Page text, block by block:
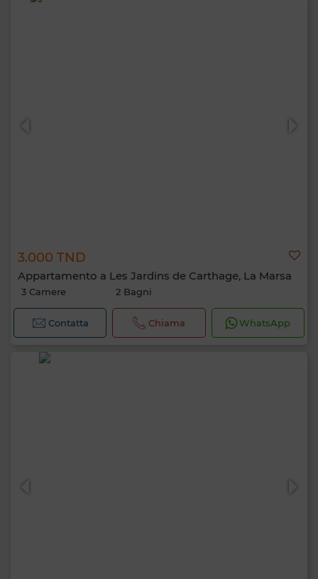
3.000 TND
Appartamento a Les Jardins de Carthage, La Marsa
3 Camere 2 Bagni
Contatta Chiama WhatsApp